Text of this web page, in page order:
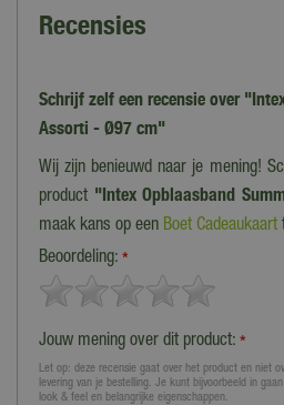
Recensies
Schrijf zelf een recensie over
Assorti - Ø97 cm"
Wij zijn benieuwd naar je mening!
product "Intex Opblaasband
maak kans op een Boet Cadeaukaart
Beoordeling: *
Jouw mening over dit product: *
Let op: deze recensie gaat over het product en niet
levering van je bestelling. Je kunt bijvoorbeeld in
look & feel en belangrijke eigenschappen.